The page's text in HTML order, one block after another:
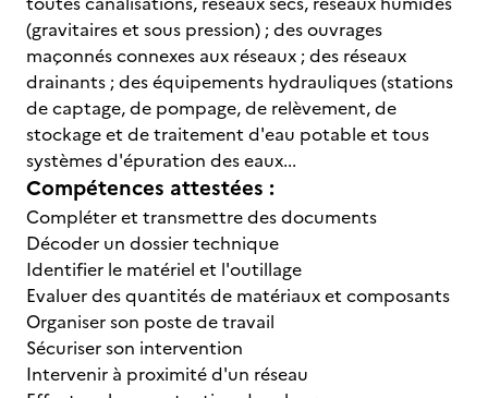
(gravitaires et sous pression) ; des ouvrages
maçonnés connexes aux réseaux ; des réseaux
drainants ; des équipements hydrauliques (stations
de captage, de pompage, de relèvement, de
stockage et de traitement d'eau potable et tous
systèmes d'épuration des eaux...
Compétences attestées :
Compléter et transmettre des documents
Décoder un dossier technique
Identifier le matériel et l'outillage
Evaluer des quantités de matériaux et composants
Organiser son poste de travail
Sécuriser son intervention
Intervenir à proximité d'un réseau